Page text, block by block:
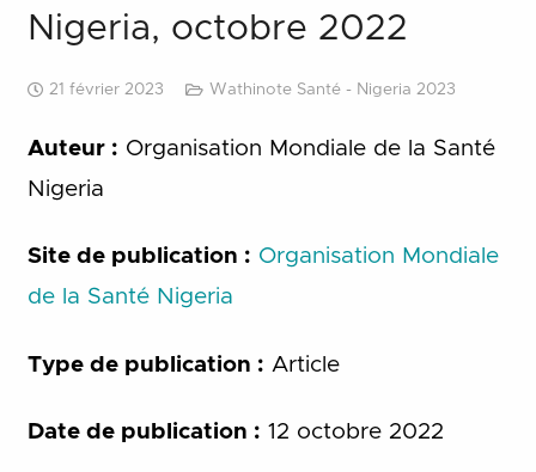
Nigeria, octobre 2022
21 février 2023 Wathinote Santé - Nigeria 2023
Auteur : Organisation Mondiale de la Santé
Nigeria
Site de publication : Organisation Mondiale
de la Santé Nigeria
Type de publication : Article
Date de publication : 12 octobre 2022